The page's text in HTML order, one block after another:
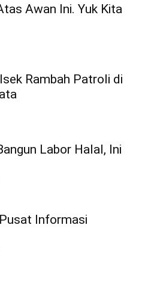
Awan Ini. Yuk Kita
Rambah Patroli di
Labor Halal, Ini
Informasi